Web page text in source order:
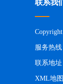
联系我
服务热
联系地
XML地图